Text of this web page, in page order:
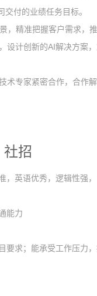
付的业绩任务目标。
，精准把握客户需求，
设计创新的AI解决方案
术专家紧密合作，合作
社招
，英语优秀，逻辑性强
能力
要求；能承受工作压力